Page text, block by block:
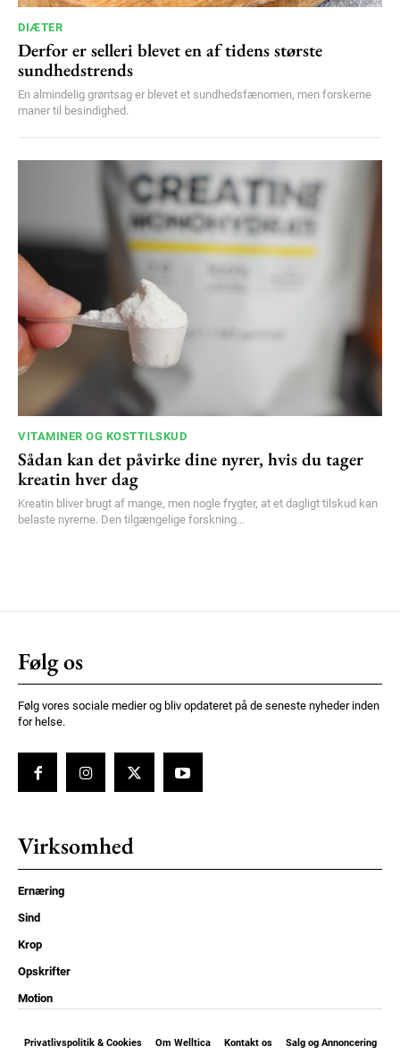
DIÆTER
Derfor er selleri blevet en af tidens største
sundhedstrends
En almindelig grøntsag er blevet et sundhedsfænomen, men forskerne
maner til besindighed.
VITAMINER OG KOSTTILSKUD
Sådan kan det påvirke dine nyrer, hvis du tager
kreatin hver dag
Kreatin bliver brugt af mange, men nogle frygter, at et dagligt tilskud kan
belaste nyrerne. Den tilgængelige forskning...
Følg os
Følg vores sociale medier og bliv opdateret på de seneste nyheder inden
for helse.
Virksomhed
Ernæring
Sind
Krop
Opskrifter
Motion
Privatlivspolitik & Cookies Om Welltica Kontakt os Salg og Annoncering